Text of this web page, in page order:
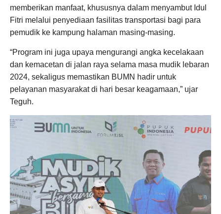
memberikan manfaat, khususnya dalam menyambut Idul
Fitri melalui penyediaan fasilitas transportasi bagi para
pemudik ke kampung halaman masing-masing.
“Program ini juga upaya mengurangi angka kecelakaan
dan kemacetan di jalan raya selama masa mudik lebaran
2024, sekaligus memastikan BUMN hadir untuk
pelayanan masyarakat di hari besar keagamaan,” ujar
Teguh.